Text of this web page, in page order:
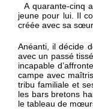
A quarante-cinq
jeune pour lui. Il
créée avec sa sœur
Anéanti, il décide
avec un passé
incapable
campe avec
tribu familiale et
les bars bretons
le tableau de